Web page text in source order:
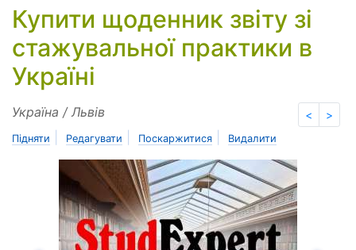
Купити щоденник звіту зі
стажувальної практики в
Україні
< >
Україна / Львів
Підняти Редагувати Поскаржитися Видалити